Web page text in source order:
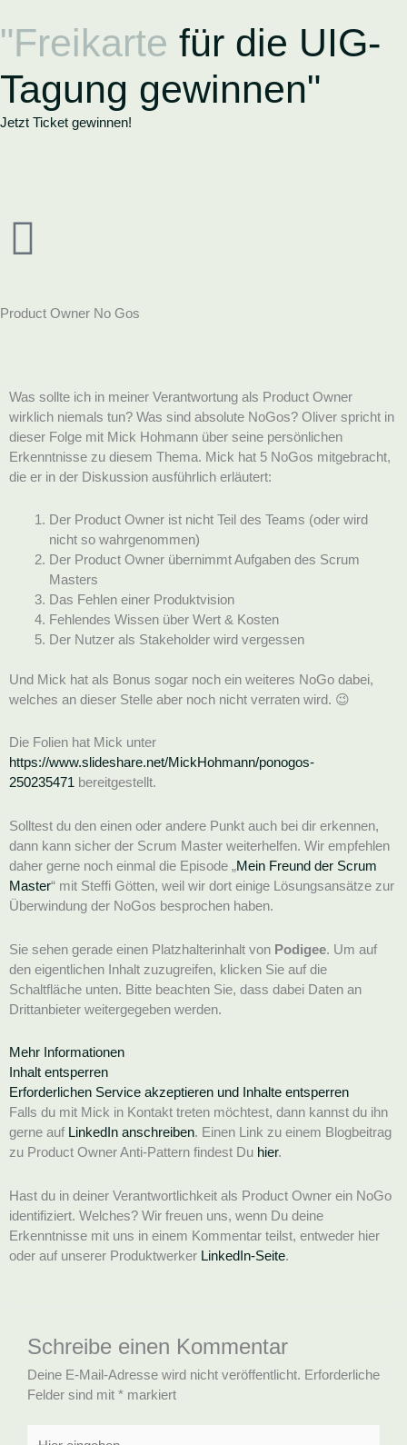
Inhalt
springen
"Freikarte für die UIG-
Tagung gewinnen"
Jetzt Ticket gewinnen!
Product Owner No Gos
Was sollte ich in meiner Verantwortung als Product Owner
wirklich niemals tun? Was sind absolute NoGos? Oliver spricht in
dieser Folge mit Mick Hohmann über seine persönlichen
Erkenntnisse zu diesem Thema. Mick hat 5 NoGos mitgebracht,
die er in der Diskussion ausführlich erläutert:
Der Product Owner ist nicht Teil des Teams (oder wird
nicht so wahrgenommen)
Der Product Owner übernimmt Aufgaben des Scrum
Masters
Das Fehlen einer Produktvision
Fehlendes Wissen über Wert & Kosten
Der Nutzer als Stakeholder wird vergessen
Und Mick hat als Bonus sogar noch ein weiteres NoGo dabei,
welches an dieser Stelle aber noch nicht verraten wird. 😉
Die Folien hat Mick unter
https://www.slideshare.net/MickHohmann/ponogos-
250235471 bereitgestellt.
Solltest du den einen oder andere Punkt auch bei dir erkennen,
dann kann sicher der Scrum Master weiterhelfen. Wir empfehlen
daher gerne noch einmal die Episode „Mein Freund der Scrum
Master“ mit Steffi Götten, weil wir dort einige Lösungsansätze zur
Überwindung der NoGos besprochen haben.
Sie sehen gerade einen Platzhalterinhalt von Podigee. Um auf
den eigentlichen Inhalt zuzugreifen, klicken Sie auf die
Schaltfläche unten. Bitte beachten Sie, dass dabei Daten an
Drittanbieter weitergegeben werden.
Mehr Informationen
Inhalt entsperren
Erforderlichen Service akzeptieren und Inhalte entsperren
Falls du mit Mick in Kontakt treten möchtest, dann kannst du ihn
gerne auf LinkedIn anschreiben. Einen Link zu einem Blogbeitrag
zu Product Owner Anti-Pattern findest Du hier.
Hast du in deiner Verantwortlichkeit als Product Owner ein NoGo
identifiziert. Welches? Wir freuen uns, wenn Du deine
Erkenntnisse mit uns in einem Kommentar teilst, entweder hier
oder auf unserer Produktwerker LinkedIn-Seite.
Schreibe einen Kommentar
Deine E-Mail-Adresse wird nicht veröffentlicht. Erforderliche
Felder sind mit * markiert